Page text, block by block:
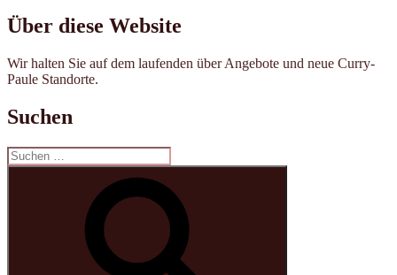
Über diese Website
Wir halten Sie auf dem laufenden über Angebote und neue Curry-
Paule Standorte.
Suchen
Suche
nach: